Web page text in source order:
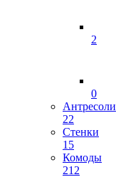
2
0
Антресоли
22
Стенки
15
Комоды
212